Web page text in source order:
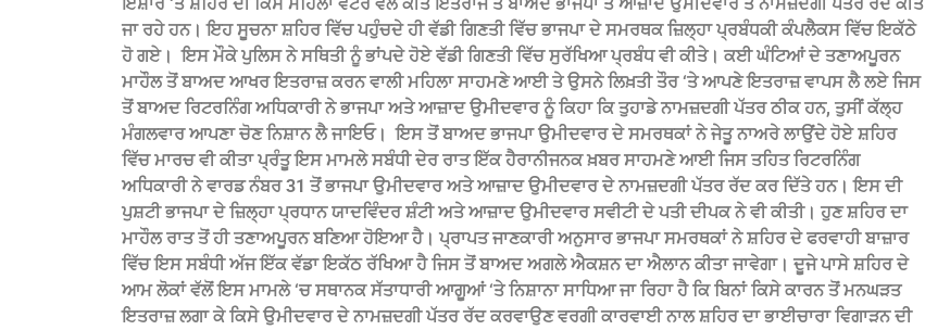
ਜਾ ਰਹੇ ਹਨ। ਇਹ ਸੂਚਨਾ ਸ਼ਹਿਰ ਵਿੱਚ ਪਹੁੰਚਦੇ ਹੀ ਵੱਡੀ ਗਿਣਤੀ ਵਿੱਚ ਭਾਜਪਾ ਦੇ ਸਮਰਥਕ ਜ਼ਿਲ੍ਹਾ ਪ੍ਰਬੰਧਕੀ ਕੰਪਲੈਕਸ ਵਿੱਚ ਇਕੱਠੇ
ਹੋ ਗਏ। ‌ ਇਸ ਮੌਕੇ ਪੁਲਿਸ ਨੇ ਸਥਿਤੀ ਨੂੰ ਭਾਂਪਦੇ ਹੋਏ ਵੱਡੀ ਗਿਣਤੀ ਵਿੱਚ ਸੁਰੱਖਿਆ ਪ੍ਰਬੰਧ ਵੀ ਕੀਤੇ। ਕਈ ਘੰਟਿਆਂ ਦੇ ਤਣਾਅਪੂਰਨ
ਮਾਹੌਲ ਤੋਂ ਬਾਅਦ ਆਖਰ ਇਤਰਾਜ਼ ਕਰਨ ਵਾਲੀ ਮਹਿਲਾ ਸਾਹਮਣੇ ਆਈ ਤੇ ਉਸਨੇ ਲਿਖ਼ਤੀ ਤੌਰ ‘ਤੇ ਆਪਣੇ ਇਤਰਾਜ਼ ਵਾਪਸ ਲੈ ਲਏ ਜਿਸ
ਤੋਂ ਬਾਅਦ ਰਿਟਰਨਿੰਗ ਅਧਿਕਾਰੀ ਨੇ ਭਾਜਪਾ ਅਤੇ ਆਜ਼ਾਦ ਉਮੀਦਵਾਰ ਨੂੰ ਕਿਹਾ ਕਿ ਤੁਹਾਡੇ ਨਾਮਜ਼ਦਗੀ ਪੱਤਰ ਠੀਕ ਹਨ, ਤੁਸੀਂ ਕੱਲ੍ਹ
ਮੰਗਲਵਾਰ ਆਪਣਾ ਚੋਣ ਨਿਸ਼ਾਨ ਲੈ ਜਾਇਓ। ‌ ਇਸ ਤੋਂ ਬਾਅਦ ਭਾਜਪਾ ਉਮੀਦਵਾਰ ਦੇ ਸਮਰਥਕਾਂ ਨੇ ਜੇਤੂ ਨਾਅਰੇ ਲਾਉਂਦੇ ਹੋਏ ਸ਼ਹਿਰ
ਵਿੱਚ ਮਾਰਚ ਵੀ ਕੀਤਾ ਪ੍ਰੰਤੂ ਇਸ ਮਾਮਲੇ ਸਬੰਧੀ ਦੇਰ ਰਾਤ ਇੱਕ ਹੈਰਾਨੀਜਨਕ ਖ਼ਬਰ ਸਾਹਮਣੇ ਆਈ ਜਿਸ ਤਹਿਤ ਰਿਟਰਨਿੰਗ
ਅਧਿਕਾਰੀ ਨੇ ਵਾਰਡ ਨੰਬਰ 31 ਤੋਂ ਭਾਜਪਾ ਉਮੀਦਵਾਰ ਅਤੇ ਆਜ਼ਾਦ ਉਮੀਦਵਾਰ ਦੇ ਨਾਮਜ਼ਦਗੀ ਪੱਤਰ ਰੱਦ ਕਰ ਦਿੱਤੇ ਹਨ। ਇਸ ਦੀ
ਪੁਸ਼ਟੀ ਭਾਜਪਾ ਦੇ ਜ਼ਿਲ੍ਹਾ ਪ੍ਰਧਾਨ ਯਾਦਵਿੰਦਰ ਸ਼ੰਟੀ ਅਤੇ ਆਜ਼ਾਦ ਉਮੀਦਵਾਰ ਸਵੀਟੀ ਦੇ ਪਤੀ ਦੀਪਕ ਨੇ ਵੀ ਕੀਤੀ।‌ ਹੁਣ ਸ਼ਹਿਰ ਦਾ
ਮਾਹੌਲ ਰਾਤ ਤੋਂ ਹੀ ਤਣਾਅਪੂਰਨ ਬਣਿਆ ਹੋਇਆ ਹੈ। ਪ੍ਰਾਪਤ ਜਾਣਕਾਰੀ ਅਨੁਸਾਰ ਭਾਜਪਾ ਸਮਰਥਕਾਂ ਨੇ ਸ਼ਹਿਰ ਦੇ ਫਰਵਾਹੀ ਬਾਜ਼ਾਰ
ਵਿੱਚ ਇਸ ਸਬੰਧੀ ਅੱਜ ਇੱਕ ਵੱਡਾ ਇਕੱਠ ਰੱਖਿਆ ਹੈ ਜਿਸ ਤੋਂ ਬਾਅਦ ਅਗਲੇ ਐਕਸ਼ਨ ਦਾ ਐਲਾਨ ਕੀਤਾ ਜਾਵੇਗਾ। ਦੂਜੇ ਪਾਸੇ ਸ਼ਹਿਰ ਦੇ
ਆਮ ਲੋਕਾਂ ਵੱਲੋਂ ਇਸ ਮਾਮਲੇ ‘ਚ ਸਥਾਨਕ ਸੱਤਾਧਾਰੀ ਆਗੂਆਂ ‘ਤੇ ਨਿਸ਼ਾਨਾ ਸਾਧਿਆ ਜਾ ਰਿਹਾ ਹੈ ਕਿ ਬਿਨਾਂ ਕਿਸੇ ਕਾਰਨ ਤੋਂ ਮਨਘੜਤ
ਇਤਰਾਜ਼ ਲਗਾ ਕੇ ਕਿਸੇ ਉਮੀਦਵਾਰ ਦੇ ਨਾਮਜ਼ਦਗੀ ਪੱਤਰ ਰੱਦ ਕਰਵਾਉਣ ਵਰਗੀ ਕਾਰਵਾਈ ਨਾਲ ਸ਼ਹਿਰ ਦਾ ਭਾਈਚਾਰਾ ਵਿਗਾੜਨ ਦੀ